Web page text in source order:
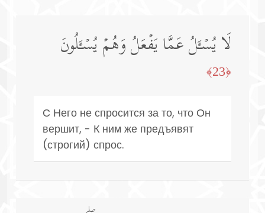
لَا یُسۡـَٔلُ عَمَّا یَفۡعَلُ وَهُمۡ یُسۡـَٔلُونَ
﴿23﴾
С Него не спросится за то, что Он
вершит, - К ним же предъявят
(строгий) спрос.